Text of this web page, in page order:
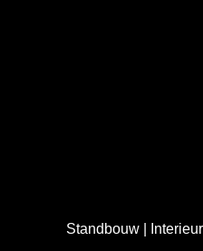
Standbouw |